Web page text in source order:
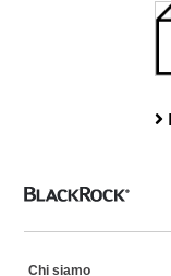
Chi siamo